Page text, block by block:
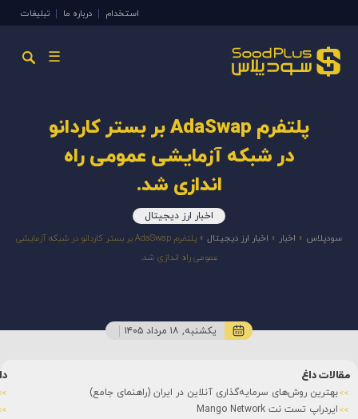
استخدام درباره ما تبلیغات
☰
پلتفرم AdaSwap بر بستر کاردانو
در شبکه آزمایشی عمومی راه
اندازی شد.
اخبار ارز دیجیتال
سودپلاس » اخبار » اخبار ارز دیجیتال »
پلتفرم AdaSwap بر بستر کاردانو در شبکه آزمایشی
عمومی راه اندازی شد.
یکشنبه, ۱۸ مرداد ۱۴۰۵
جامع)
ایردراپ (Airdrop) چیست؟
استیکینگ (Staking) چیست؟